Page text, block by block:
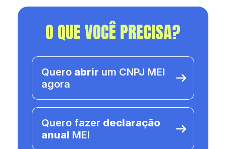
O QUE VOCÊ PRECISA?
Quero abrir um CNPJ MEI
agora
Quero fazer declaração
anual MEI